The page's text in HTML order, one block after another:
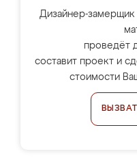
Дизайнер-замерщик
проведёт
составит проект и
стоимости